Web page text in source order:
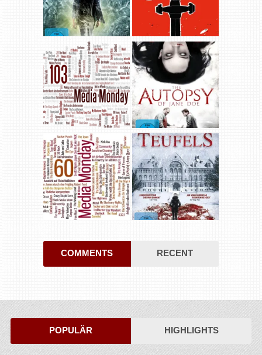
COMMENTS RECENT
POPULÄR HIGHLIGHTS